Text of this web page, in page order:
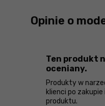
Opinie o
Ten produkt
oceniany.
Produkty w
klienci po
produktu.